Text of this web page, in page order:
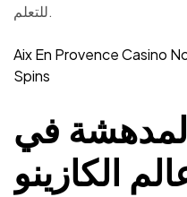
للتعلم.
Aix En Provence Casino
Spins
في
الكازينو